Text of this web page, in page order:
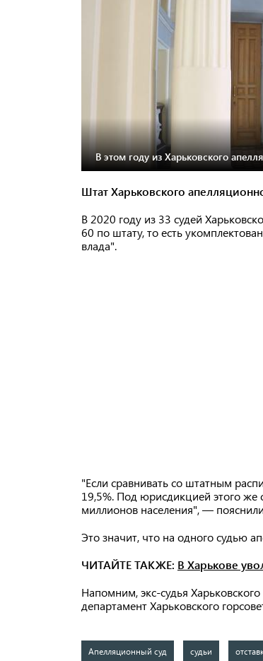
В этом году из Харьковского
Штат Харьковского
В 2020 году из 33 судей
60 по штату, то есть
влада".
"Если сравнивать со штатным
19,5%. Под юрисдикцией этого же
миллионов населения", —
Это значит, что на одного судью
ЧИТАЙТЕ ТАКЖЕ: В Харькове
Напомним, экс-судья
департамент Харьковского
Апелляционный суд судьи